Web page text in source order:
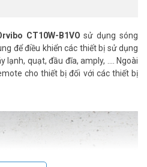
CT10W-B1VO sử dụng sóng
để điều khiển các thiết bị sử dụng
lạnh, quạt, đầu đĩa, amply, …. Ngoài
cho thiết bị đối với các thiết bị